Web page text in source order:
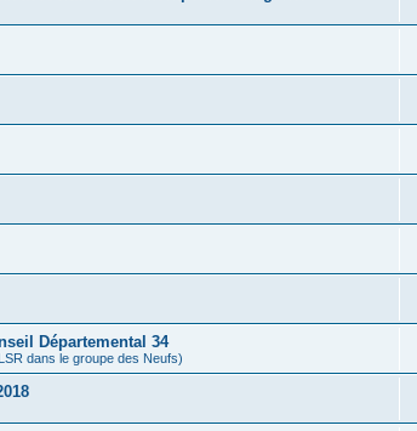
Départemental 34
dans le groupe des Neufs)